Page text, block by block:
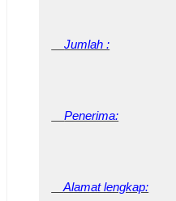
Jumlah :
Penerima:
Alamat lengkap: